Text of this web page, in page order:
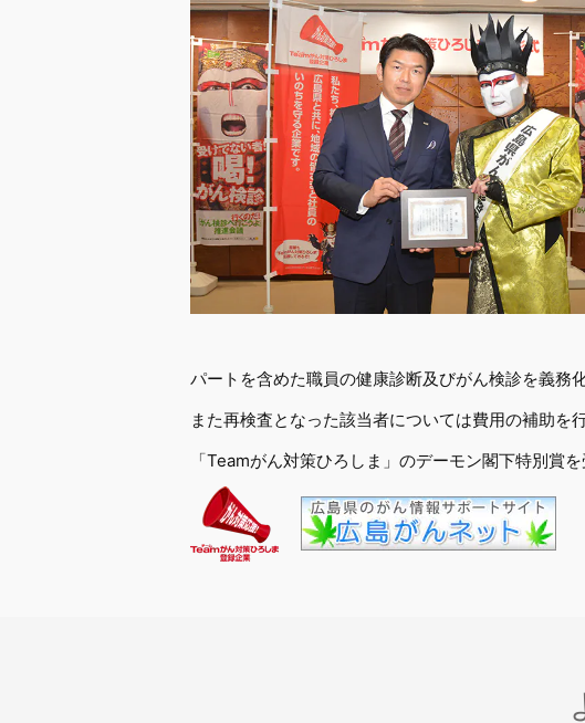
パートを含めた職員の健康診断及びがん検診を義務
また再検査となった該当者については費用の補助を
「Teamがん対策ひろしま」のデーモン閣下特別賞